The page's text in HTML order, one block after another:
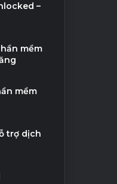
–
mềm
mềm
trợ dịch